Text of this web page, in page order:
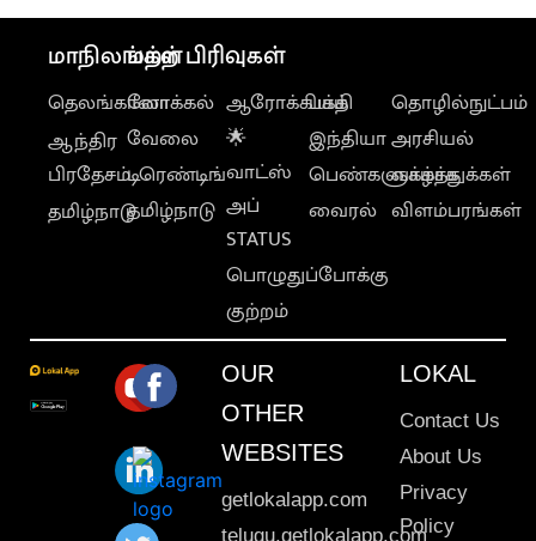
மாநிலங்கள்
தெலங்கானா
ஆந்திர
பிரதேசம்
தமிழ்நாடு
மற்ற பிரிவுகள்
லோக்கல்
வேலை
டிரெண்டிங்
தமிழ்நாடு
ஆரோக்கியம்
🌟
வாட்ஸ்
அப்
STATUS
பொழுதுப்போக்கு
குற்றம்
பக்தி
இந்தியா
பெண்களுக்காக
வைரல்
தொழில்நுட்பம்
அரசியல்
வாழ்த்துக்கள்
விளம்பரங்கள்
OUR
OTHER
WEBSITES
getlokalapp.com
telugu.getlokalapp.com
LOKAL
Contact Us
About Us
Privacy
Policy